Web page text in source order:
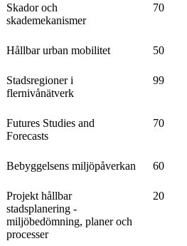
Skador och
skademekanismer
70
Hållbar urban mobilitet 50
Stadsregioner i
flernivånätverk
99
Futures Studies and
Forecasts
70
Bebyggelsens miljöpåverkan 60
Projekt hållbar
stadsplanering -
miljöbedömning, planer och
processer
20